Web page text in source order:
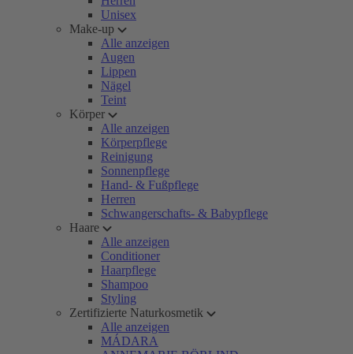
Unisex
Make-up
Alle anzeigen
Augen
Lippen
Nägel
Teint
Körper
Alle anzeigen
Körperpflege
Reinigung
Sonnenpflege
Hand- & Fußpflege
Herren
Schwangerschafts- & Babypflege
Haare
Alle anzeigen
Conditioner
Haarpflege
Shampoo
Styling
Zertifizierte Naturkosmetik
Alle anzeigen
MÁDARA